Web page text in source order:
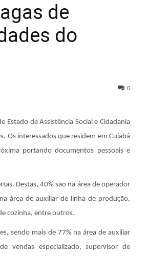
de
do
0
Estado de Assistência Social e Cidadania
Os interessados que residem em Cuiabá
portando documentos pessoais e
Destas, 40% são na área de operador
área de auxiliar de linha de produção,
cozinha, entre outros.
sendo mais de 77% na área de auxiliar
vendas especializado, supervisor de